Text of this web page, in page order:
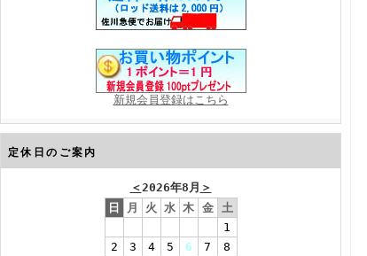
新規会員登録はこちら
定休日のご案内
＜2026年8月 ＞
日
月 火 水 木 金
土
1
2
3 4 5 6 7
8